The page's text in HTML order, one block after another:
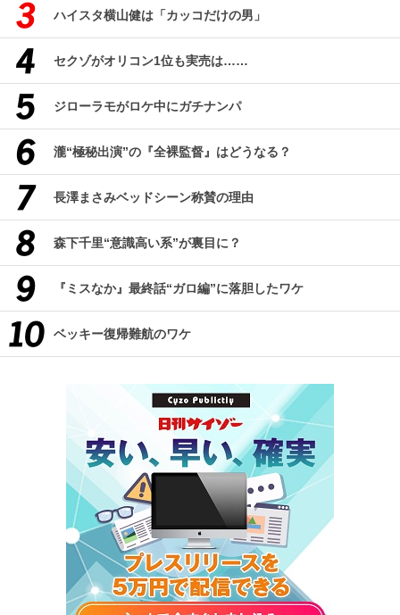
ハイスタ横山健は「カッコだけの男」
セクゾがオリコン1位も実売は……
ジローラモがロケ中にガチナンパ
瀧“極秘出演”の『全裸監督』はどうなる？
長澤まさみベッドシーン称賛の理由
森下千里“意識高い系”が裏目に？
『ミスなか』最終話“ガロ編”に落胆したワケ
ベッキー復帰難航のワケ